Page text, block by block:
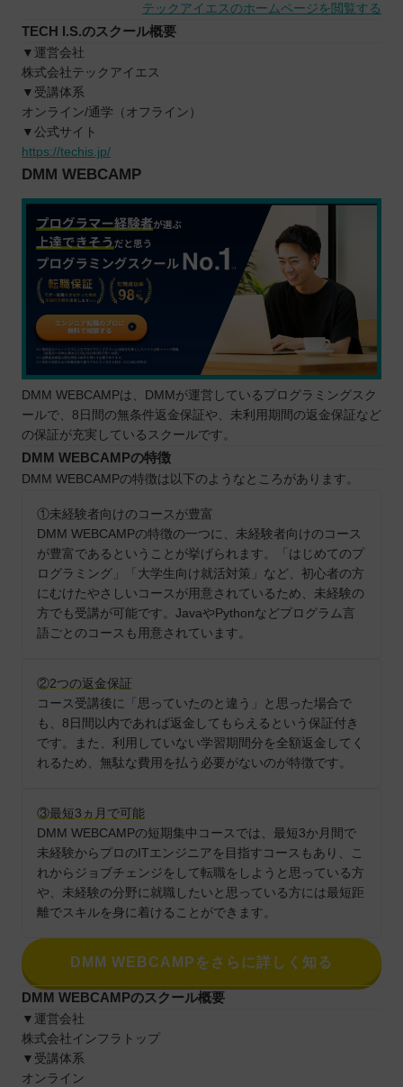
テックアイエスのホームページを閲覧する
TECH I.S.のスクール概要
▼運営会社
株式会社テックアイエス
▼受講体系
オンライン/通学（オフライン）
▼公式サイト
https://techis.jp/
DMM WEBCAMP
DMM WEBCAMPは、DMMが運営しているプログラミングスク
ールで、8日間の無条件返金保証や、未利用期間の返金保証など
の保証が充実しているスクールです。
DMM WEBCAMPの特徴
DMM WEBCAMPの特徴は以下のようなところがあります。
①未経験者向けのコースが豊富
DMM WEBCAMPの特徴の一つに、未経験者向けのコース
が豊富であるということが挙げられます。「はじめてのプ
ログラミング」「大学生向け就活対策」など、初心者の方
にむけたやさしいコースが用意されているため、未経験の
方でも受講が可能です。JavaやPythonなどプログラム言
語ごとのコースも用意されています。
②2つの返金保証
コース受講後に「思っていたのと違う」と思った場合で
も、8日間以内であれば返金してもらえるという保証付き
です。また、利用していない学習期間分を全額返金してく
れるため、無駄な費用を払う必要がないのが特徴です。
③最短3ヵ月で可能
DMM WEBCAMPの短期集中コースでは、最短3か月間で
未経験からプロのITエンジニアを目指すコースもあり、こ
れからジョブチェンジをして転職をしようと思っている方
や、未経験の分野に就職したいと思っている方には最短距
離でスキルを身に着けることができます。
DMM WEBCAMPをさらに詳しく知る
DMM WEBCAMPのスクール概要
▼運営会社
株式会社インフラトップ
▼受講体系
オンライン